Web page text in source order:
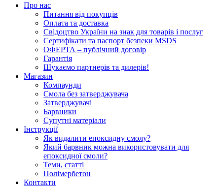
Про нас
Питання від покупців
Оплата та доставка
Свiдоцтво України на знак для товарiв i послуг
Сертифікати та паспорт безпеки MSDS
ОФЕРТА – публічний договір
Гарантія
Шукаємо партнерів та дилерів!
Магазин
Компаунди
Смола без затверджувача
Затверджувачі
Барвники
Супутні матеріали
Інструкції
Як видалити епоксидну смолу?
Який барвник можна використовувати для
епоксидної смоли?
Теми, статті
Полімербетон
Контакти